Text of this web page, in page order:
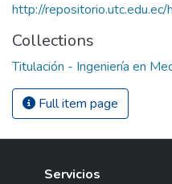
http://
Collections
Titulación - Ingeniería en
Full item page
Servicios